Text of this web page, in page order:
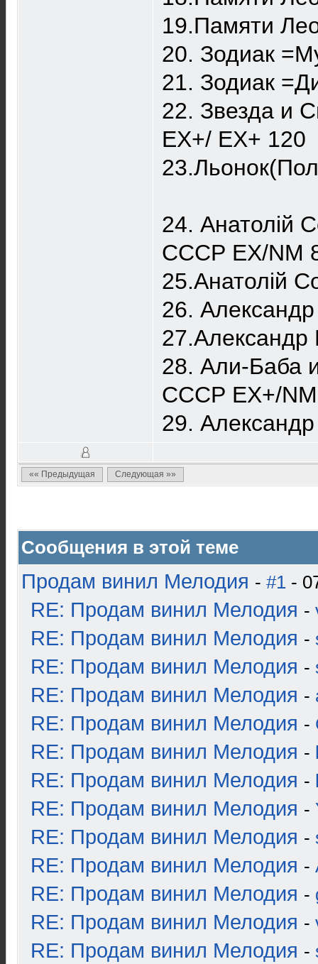
19.Памяти
20. Зодиак
21. Зодиак
22. Звезда и
EX+/ EX+ 120
24. Анатолій
СССР EX/NM
25.Анатолій
26.
27.Александр
28. Али-Баба
СССР EX+/
29.
«« Предыдущая Следующая »»
Сообщения в этой теме
Продам винил Мелодия - #1 -
RE: Продам винил Мелодия -
RE: Продам винил Мелодия -
RE: Продам винил Мелодия -
RE: Продам винил Мелодия -
RE: Продам винил Мелодия -
RE: Продам винил Мелодия -
RE: Продам винил Мелодия -
RE: Продам винил Мелодия -
RE: Продам винил Мелодия -
RE: Продам винил Мелодия -
RE: Продам винил Мелодия -
RE: Продам винил Мелодия -
RE: Продам винил Мелодия -